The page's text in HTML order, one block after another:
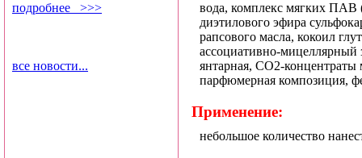
подробнее >>>
все новости...
вода, комплекс мягких ПАВ
диэтилового эфира
рапсового масла, кокоил
ассоциативно-мицеллярный
янтарная, СО2-
парфюмерная композиция,
Применение:
небольшое количество